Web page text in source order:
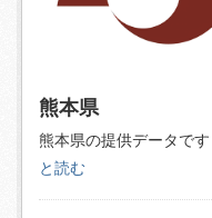
熊本県
熊本県の提供データです
と読む